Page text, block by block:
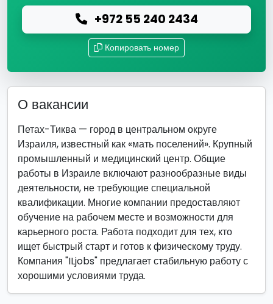
+972 55 240 2434
Копировать номер
О вакансии
Петах-Тиква — город в центральном округе
Израиля, известный как «мать поселений». Крупный
промышленный и медицинский центр. Общие
работы в Израиле включают разнообразные виды
деятельности, не требующие специальной
квалификации. Многие компании предоставляют
обучение на рабочем месте и возможности для
карьерного роста. Работа подходит для тех, кто
ищет быстрый старт и готов к физическому труду.
Компания "ILjobs" предлагает стабильную работу с
хорошими условиями труда.